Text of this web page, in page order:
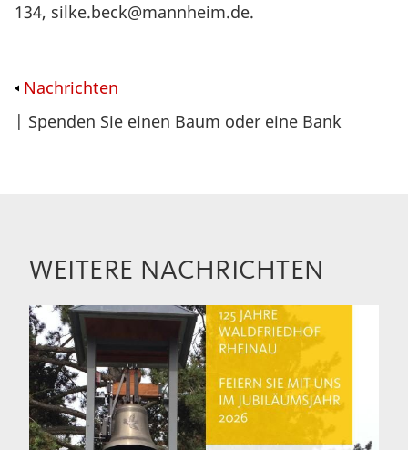
134, silke.beck@mannheim.de.
Nachrichten
| Spenden Sie einen Baum oder eine Bank
WEITERE NACHRICHTEN